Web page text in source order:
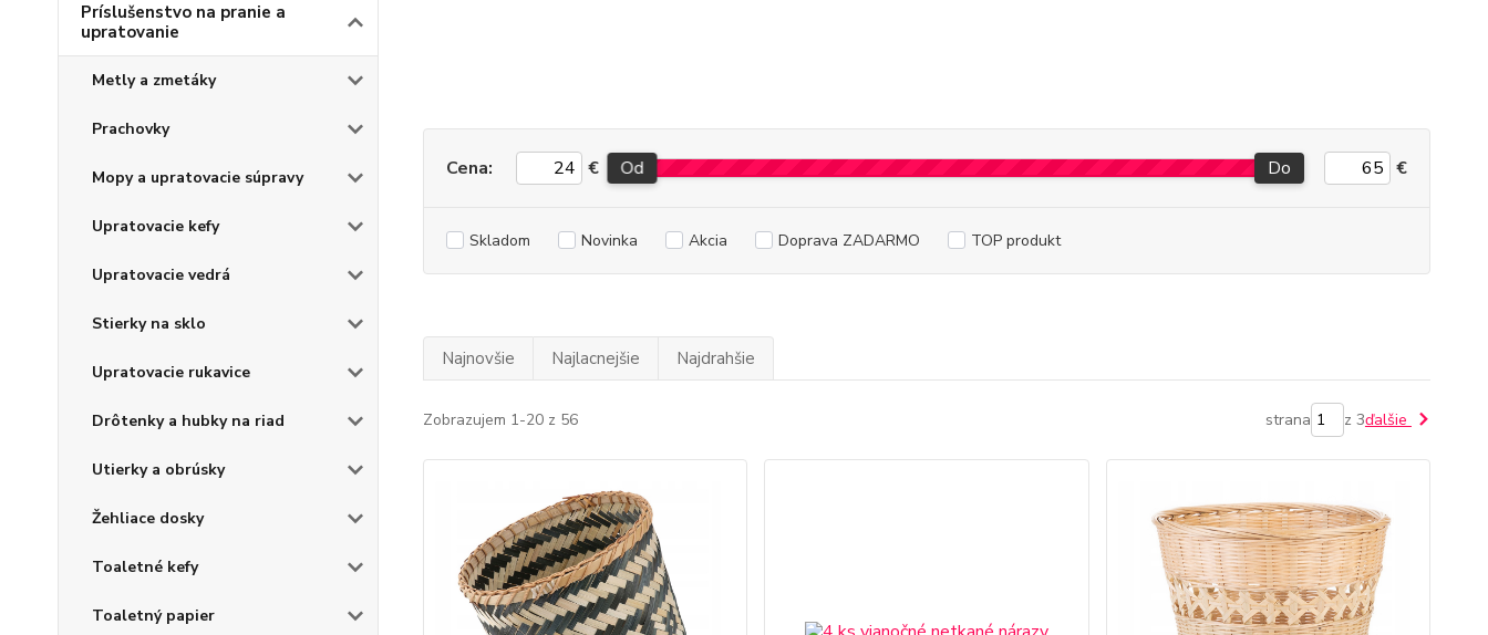
Príslušenstvo na pranie a
upratovanie
Metly a zmetáky
Prachovky
Mopy a upratovacie súpravy
Upratovacie kefy
Upratovacie vedrá
Stierky na sklo
Upratovacie rukavice
Drôtenky a hubky na riad
Utierky a obrúsky
Žehliace dosky
Toaletné kefy
Toaletný papier
Cena: € Od Do €
Skladom Novinka Akcia Doprava ZADARMO TOP produkt
Najnovšie Najlacnejšie Najdrahšie
Zobrazujem 1-20 z 56 strana z 3ďalšie